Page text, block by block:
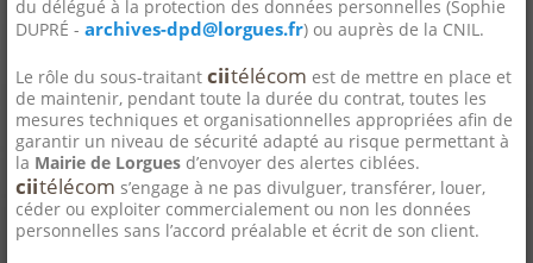
du délégué à la protection des données personnelles (Sophie
DUPRÉ - archives-dpd@lorgues.fr) ou auprès de la CNIL.
Le rôle du sous-traitant ciitélécom est de mettre en place et
de maintenir, pendant toute la durée du contrat, toutes les
mesures techniques et organisationnelles appropriées afin de
garantir un niveau de sécurité adapté au risque permettant à
la Mairie de Lorguesd’envoyer des alertes ciblées.
ciitélécom s’engage à ne pas divulguer, transférer, louer,
céder ou exploiter commercialement ou non les données
personnelles sans l’accord préalable et écrit de son client.